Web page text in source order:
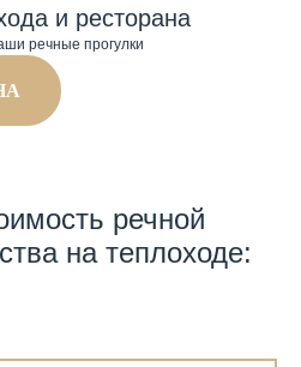
и ресторана
речные прогулки
речной
на теплоходе: